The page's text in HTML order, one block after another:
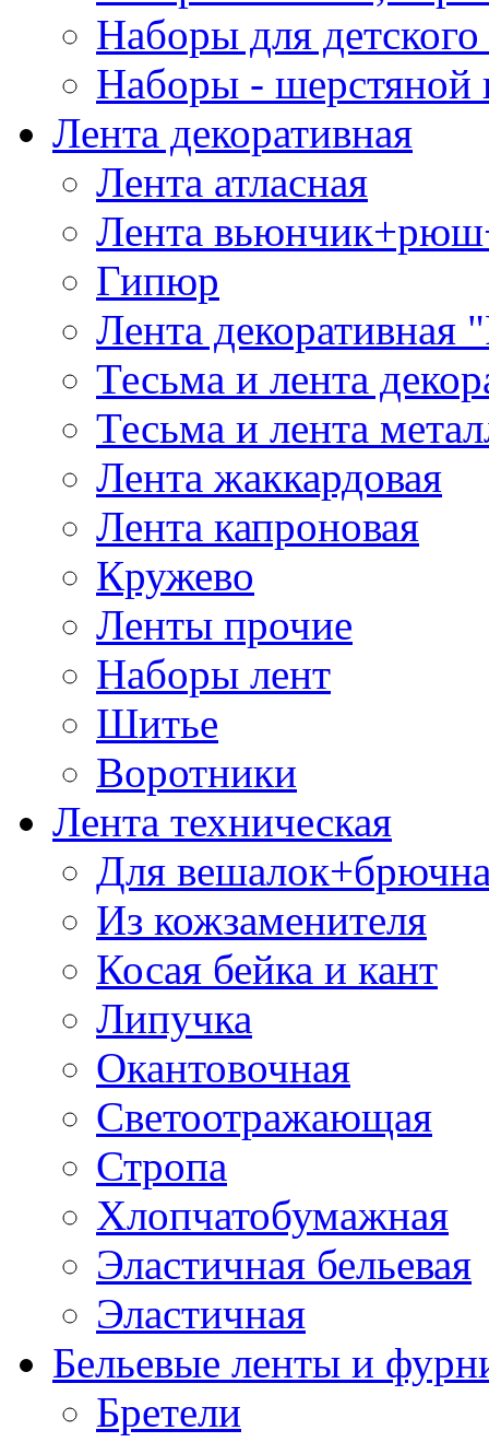
Наборы для
Наборы - шерстяной
Лента декоративная
Лента атласная
Лента
Гипюр
Лента декоративная
Тесьма и лента
Тесьма и лента
Лента жаккардовая
Лента капроновая
Кружево
Ленты прочие
Наборы лент
Шитье
Воротники
Лента техническая
Для
Из кожзаменителя
Косая бейка и кант
Липучка
Окантовочная
Светоотражающая
Стропа
Хлопчатобумажная
Эластичная бельевая
Эластичная
Бельевые ленты и
Бретели